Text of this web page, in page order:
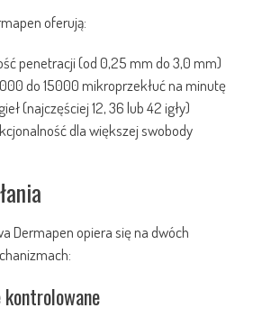
oferują:
penetracji (od 0,25 mm do 3,0 mm)
do 15000 mikroprzekłuć na minutę
(najczęściej 12, 36 lub 42 igły)
dla większej swobody
Dermapen opiera się na dwóch